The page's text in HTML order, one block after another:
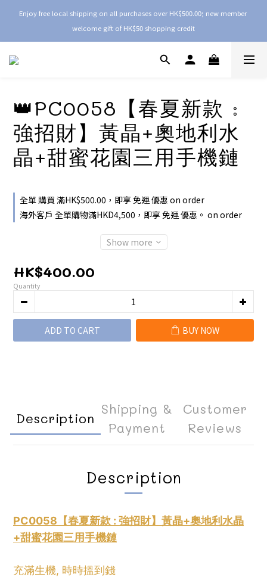
Enjoy free local shipping on all purchases over HK$500.00; new member
welcome gift of HK$50 shopping credit
👑PC0058【春夏新款 :
強招財】黃晶+奧地利水
晶+甜蜜花園三用手機鏈
全單 購買 滿HK$500.00，即享 免運 優惠 on order
海外客戶 全單購物滿HKD4,500，即享 免運 優惠。 on order
Show more
HK$400.00
Quantity
ADD TO CART BUY NOW
Description
Shipping &
Payment
Customer
Reviews
Description
PC0058【春夏新款 : 強招財】黃晶+奧地利水晶
+甜蜜花園三用手機鏈
充滿生機, 時時搵到錢